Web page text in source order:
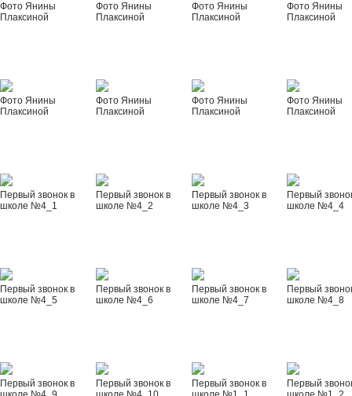
Фото Янины
Плаксиной
Фото Янины
Плаксиной
Фото Янины
Плаксиной
Фото Янины
Плаксиной
Фото Янины
Плаксиной
Фото Янины
Плаксиной
Фото Янины
Плаксиной
Фото Янины
Плаксиной
Первый звонок в
школе №4_1
Первый звонок в
школе №4_2
Первый звонок в
школе №4_3
Первый
школе №4_4
Первый звонок в
школе №4_5
Первый звонок в
школе №4_6
Первый звонок в
школе №4_7
Первый
школе №4_8
Первый звонок в
Первый звонок в
Первый звонок в
Первый